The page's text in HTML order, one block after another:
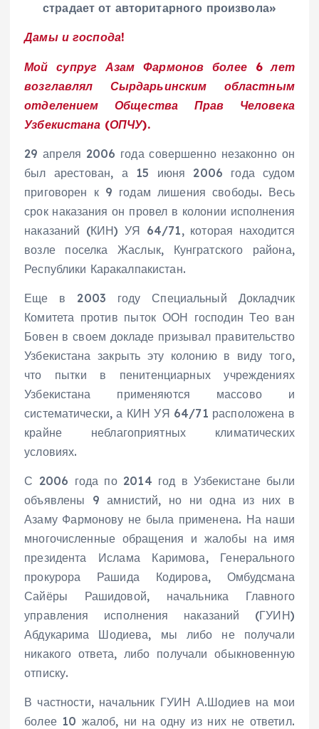
страдает от авторитарного произвола»
Дамы и господа!
Мой супруг Азам Фармонов более 6 лет
возглавлял Сырдарьинским областным
отделением Общества Прав Человека
Узбекистана (ОПЧУ).
29 апреля 2006 года совершенно незаконно он
был арестован, а 15 июня 2006 года судом
приговорен к 9 годам лишения свободы. Весь
срок наказания он провел в колонии исполнения
наказаний (КИН) УЯ 64/71, которая находится
возле поселка Жаслык, Кунгратского района,
Республики Каракалпакистан.
Еще в 2003 году Специальный Докладчик
Комитета против пыток ООН господин Тео ван
Бовен в своем докладе призывал правительство
Узбекистана закрыть эту колонию в виду того,
что пытки в пенитенциарных учреждениях
Узбекистана применяются массово и
систематически, а КИН УЯ 64/71 расположена в
крайне неблагоприятных климатических
условиях.
С 2006 года по 2014 год в Узбекистане были
объявлены 9 амнистий, но ни одна из них в
Азаму Фармонову не была применена. На наши
многочисленные обращения и жалобы на имя
президента Ислама Каримова, Генерального
прокурора Рашида Кодирова, Омбудсмана
Сайёры Рашидовой, начальника Главного
управления исполнения наказаний (ГУИН)
Абдукарима Шодиева, мы либо не получали
никакого ответа, либо получали обыкновенную
отписку.
В частности, начальник ГУИН А.Шодиев на мои
более 10 жалоб, ни на одну из них не ответил.